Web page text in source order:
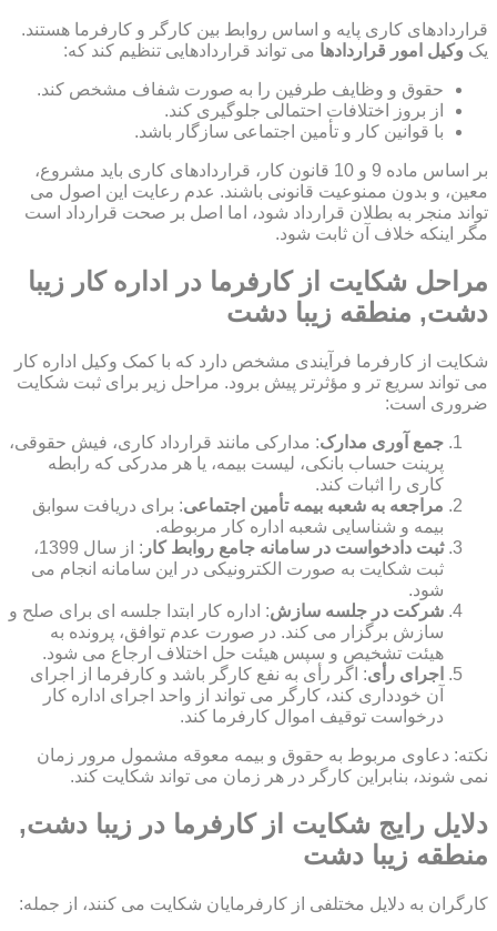
قراردادهای کاری پایه و اساس روابط بین کارگر و کارفرما هستند.
یک وکیل امور قراردادها می تواند قراردادهایی تنظیم کند که:
حقوق و وظایف طرفین را به صورت شفاف مشخص کند.
از بروز اختلافات احتمالی جلوگیری کند.
با قوانین کار و تأمین اجتماعی سازگار باشد.
بر اساس ماده 9 و 10 قانون کار، قراردادهای کاری باید مشروع،
معین، و بدون ممنوعیت قانونی باشند. عدم رعایت این اصول می
تواند منجر به بطلان قرارداد شود، اما اصل بر صحت قرارداد است
مگر اینکه خلاف آن ثابت شود.
مراحل شکایت از کارفرما در اداره کار زیبا
دشت, منطقه زیبا دشت
شکایت از کارفرما فرآیندی مشخص دارد که با کمک وکیل اداره کار
می تواند سریع تر و مؤثرتر پیش برود. مراحل زیر برای ثبت شکایت
ضروری است:
جمع آوری مدارک: مدارکی مانند قرارداد کاری، فیش حقوقی،
پرینت حساب بانکی، لیست بیمه، یا هر مدرکی که رابطه
کاری را اثبات کند.
مراجعه به شعبه بیمه تأمین اجتماعی: برای دریافت سوابق
بیمه و شناسایی شعبه اداره کار مربوطه.
ثبت دادخواست در سامانه جامع روابط کار
: از سال 1399،
ثبت شکایت به صورت الکترونیکی در این سامانه انجام می
شود.
شرکت در جلسه سازش: اداره کار ابتدا جلسه ای برای صلح و
سازش برگزار می کند. در صورت عدم توافق، پرونده به
هیئت تشخیص و سپس هیئت حل اختلاف ارجاع می شود.
اجرای رأی: اگر رأی به نفع کارگر باشد و کارفرما از اجرای
آن خودداری کند، کارگر می تواند از واحد اجرای اداره کار
درخواست توقیف اموال کارفرما کند.
نکته: دعاوی مربوط به حقوق و بیمه معوقه مشمول مرور زمان
نمی شوند، بنابراین کارگر در هر زمان می تواند شکایت کند.
دلایل رایج شکایت از کارفرما در زیبا دشت,
منطقه زیبا دشت
کارگران به دلایل مختلفی از کارفرمایان شکایت می کنند، از جمله: